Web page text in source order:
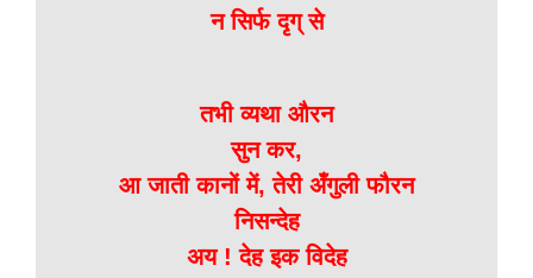
न सिर्फ दृग् से
तभी व्यथा औरन
सुन कर,
आ जाती कानों में, तेरी अँगुली फौरन
निसन्देह
अय ! देह इक विदेह